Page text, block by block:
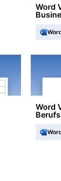
Word
Word